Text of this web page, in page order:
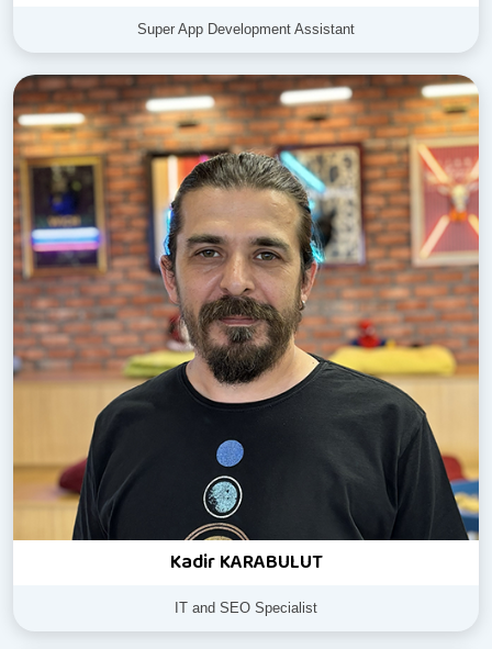
Super App Development Assistant
Kadir KARABULUT
IT and SEO Specialist